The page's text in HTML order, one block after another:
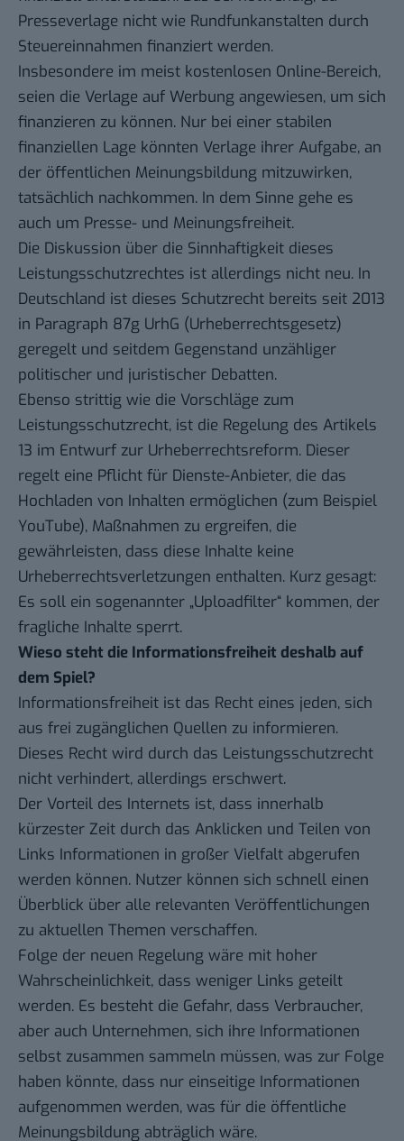
Presseverlage nicht wie Rundfunkanstalten durch
Steuereinnahmen finanziert werden.
Insbesondere im meist kostenlosen Online-Bereich,
seien die Verlage auf Werbung angewiesen, um sich
finanzieren zu können. Nur bei einer stabilen
finanziellen Lage könnten Verlage ihrer Aufgabe, an
der öffentlichen Meinungsbildung mitzuwirken,
tatsächlich nachkommen. In dem Sinne gehe es
auch um Presse- und Meinungsfreiheit.
Die Diskussion über die Sinnhaftigkeit dieses
Leistungsschutzrechtes ist allerdings nicht neu. In
Deutschland ist dieses Schutzrecht bereits seit 2013
in Paragraph 87g UrhG (Urheberrechtsgesetz)
geregelt und seitdem Gegenstand unzähliger
politischer und juristischer Debatten.
Ebenso strittig wie die Vorschläge zum
Leistungsschutzrecht, ist die Regelung des Artikels
13 im Entwurf zur Urheberrechtsreform. Dieser
regelt eine Pflicht für Dienste-Anbieter, die das
Hochladen von Inhalten ermöglichen (zum Beispiel
YouTube), Maßnahmen zu ergreifen, die
gewährleisten, dass diese Inhalte keine
Urheberrechtsverletzungen enthalten. Kurz gesagt:
Es soll ein sogenannter „Uploadfilter“ kommen, der
fragliche Inhalte sperrt.
Wieso steht die Informationsfreiheit deshalb auf
dem Spiel?
Informationsfreiheit ist das Recht eines jeden, sich
aus frei zugänglichen Quellen zu informieren.
Dieses Recht wird durch das Leistungsschutzrecht
nicht verhindert, allerdings erschwert.
Der Vorteil des Internets ist, dass innerhalb
kürzester Zeit durch das Anklicken und Teilen von
Links Informationen in großer Vielfalt abgerufen
werden können. Nutzer können sich schnell einen
Überblick über alle relevanten Veröffentlichungen
zu aktuellen Themen verschaffen.
Folge der neuen Regelung wäre mit hoher
Wahrscheinlichkeit, dass weniger Links geteilt
werden. Es besteht die Gefahr, dass Verbraucher,
aber auch Unternehmen, sich ihre Informationen
selbst zusammen sammeln müssen, was zur Folge
haben könnte, dass nur einseitige Informationen
aufgenommen werden, was für die öffentliche
Meinungsbildung abträglich wäre.